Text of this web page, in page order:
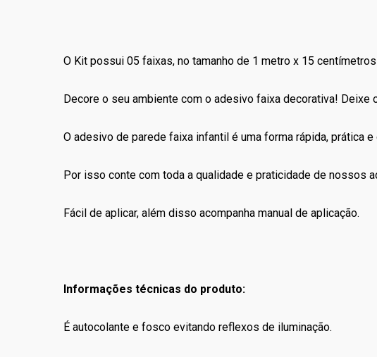
O Kit possui 05 faixas, no tamanho de 1 metro x 15
Decore o seu ambiente com o adesivo faixa decorativa! Deixe
O adesivo de parede faixa infantil é uma forma rápida, prática e
Por isso conte com toda a qualidade e praticidade de nossos
Fácil de aplicar, além disso acompanha manual de aplicação.
Informações técnicas do produto:
É autocolante e fosco evitando reflexos de iluminação.